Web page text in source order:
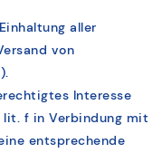
aller
von
Interesse
lit. f in Verbindung mit
entsprechende